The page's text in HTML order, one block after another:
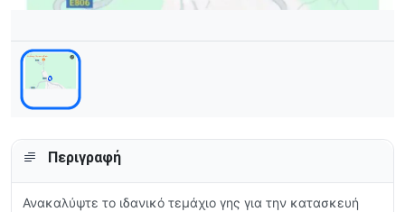
Περιγραφή
Ανακαλύψτε το ιδανικό τεμάχιο γης για την κατασκευή